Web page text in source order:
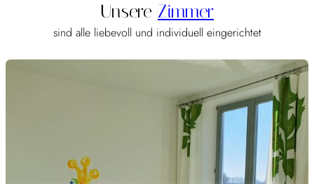
Unsere Zimmer
sind alle liebevoll und individuell eingerichtet